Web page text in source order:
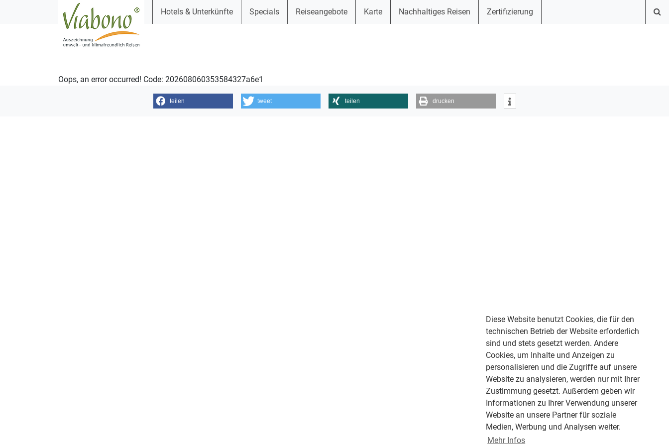
Diese Website benutzt Cookies, die für den
technischen Betrieb der Website erforderlich
sind und stets gesetzt werden. Andere
Cookies, um Inhalte und Anzeigen zu
personalisieren und die Zugriffe auf unsere
Website zu analysieren, werden nur mit Ihrer
Zustimmung gesetzt. Außerdem geben wir
Informationen zu Ihrer Verwendung unserer
Website an unsere Partner für soziale
Medien, Werbung und Analysen weiter.
Mehr Infos
Hotels & Unterkünfte Specials Reiseangebote Karte Nachhaltiges Reisen Zertifizierung
Oops, an error occurred! Code: 202608060353584327a6e1
teilen tweet teilen drucken